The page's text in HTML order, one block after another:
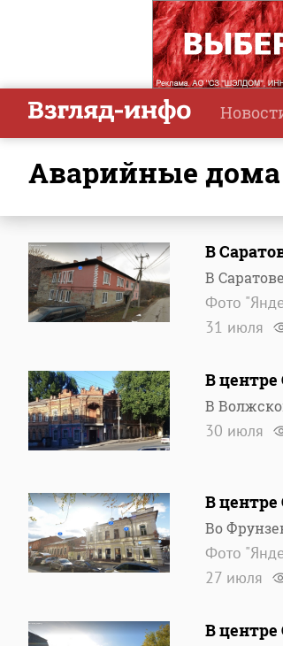
аварийные дома
В
В
Фото
31 июля
В
В
30 июля
В
Во
Фото
27 июля
В